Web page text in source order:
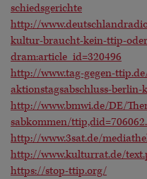
schiedsgerichte
http://
kultur-braucht-kein-ttip-
dram:article_id=320496
http://www.tag-gegen-
aktionstagsabschluss-
http://www.bmwi.de/DE/
sabkommen/
http://www.3sat.de/
http://www.kulturrat.de/
https://stop-ttip.org/